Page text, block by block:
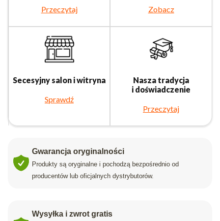
Przeczytaj Zobacz
Secesyjny salon i witryna
Sprawdź
Nasza tradycja
i doświadczenie
Przeczytaj
Gwarancja oryginalności
Produkty są oryginalne i pochodzą bezpośrednio od
producentów lub oficjalnych dystrybutorów.
Wysyłka i zwrot gratis